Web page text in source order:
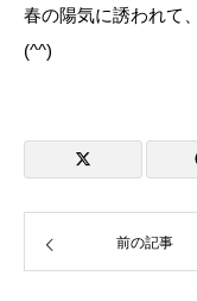
春の陽気に誘われて
(^^)
前の記事